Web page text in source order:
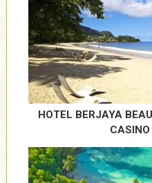
Tip
HOTEL BERJAYA